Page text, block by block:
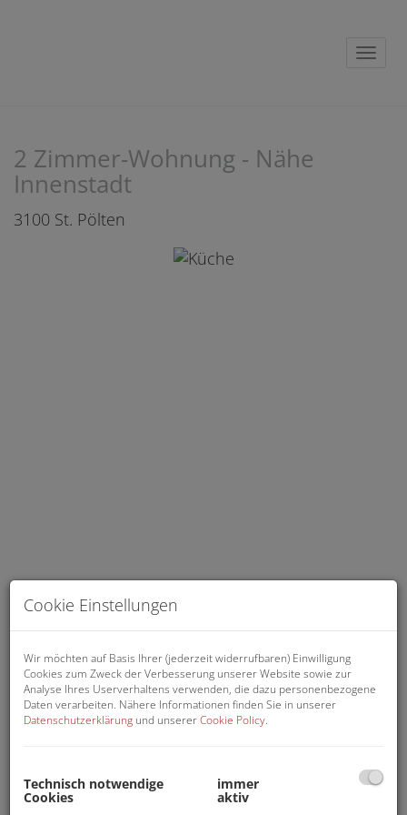
2 Zimmer-Wohnung - Nähe
Innenstadt
3100 St. Pölten
Küche
Wohnfläche: ca. 44,94 m² , unbefristet zu mieten.
Cookie Einstellungen
Wir möchten auf Basis Ihrer (jederzeit widerrufbaren) Einwilligung
Cookies zum Zweck der Verbesserung unserer Website sowie zur
Analyse Ihres Userverhaltens verwenden, die dazu personenbezogene
Daten verarbeiten. Nähere Informationen finden Sie in unserer
Datenschutzerklärung und unsererCookie Policy.
Technisch notwendige
Cookies
immer
aktiv